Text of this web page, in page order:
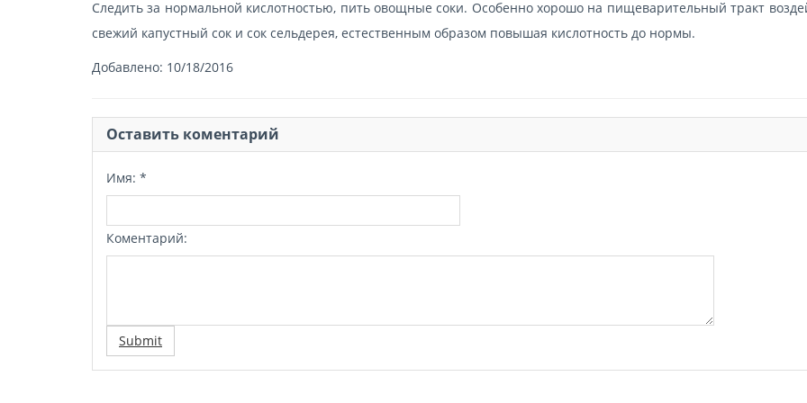
Следить за нормальной кислотностью, пить овощные соки. Особенно хорошо на пищеварительный тракт
свежий капустный сок и сок сельдерея, естественным образом повышая кислотность до нормы.
Добавлено: 10/18/2016
Оставить коментарий
Имя: *
Коментарий:
Submit